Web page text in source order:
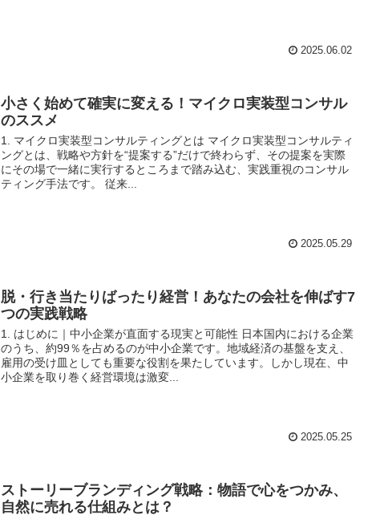
2025.06.02
小さく始めて確実に変える！マイクロ実装型コンサル
のススメ
1. マイクロ実装型コンサルティングとは マイクロ実装型コンサルティ
ングとは、戦略や方針を“提案する”だけで終わらず、その提案を実際
にその場で一緒に実行するところまで踏み込む、実践重視のコンサル
ティング手法です。 従来...
2025.05.29
脱・行き当たりばったり経営！あなたの会社を伸ばす7
つの実践戦略
1. はじめに｜中小企業が直面する現実と可能性 日本国内における企業
のうち、約99％を占めるのが中小企業です。地域経済の基盤を支え、
雇用の受け皿としても重要な役割を果たしています。しかし現在、中
小企業を取り巻く経営環境は激変...
2025.05.25
ストーリーブランディング戦略：物語で心をつかみ、
自然に売れる仕組みとは？